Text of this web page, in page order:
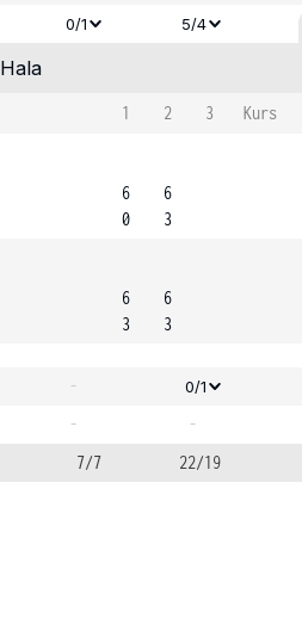
0/1 5/4
Hala
1 2 3
Kurs
6
0
6
3
6
3
6
3
-
0/1
-
-
7/7 22/19